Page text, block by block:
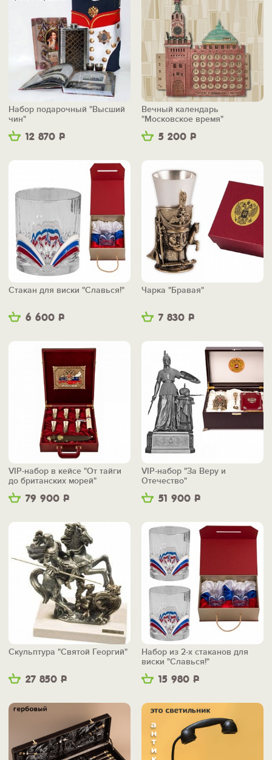
12 870 Р
Набор подарочный "Высший
чин"
5 200 Р
Вечный календарь
"Московское время"
6 600 Р
Стакан для виски "Славься!"
7 830 Р
Чарка "Бравая"
79 900 Р
VIP-набор в кейсе "От тайги
до британских морей"
51 900 Р
VIP-набор "За Веру и
Отечество"
27 850 Р
Скульптура "Святой Георгий"
15 980 Р
Набор из 2-х стаканов для
виски "Славься!"